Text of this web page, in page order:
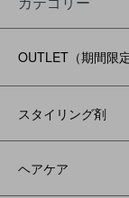
OUTLET（期間限
スタイリング剤
ヘアケア